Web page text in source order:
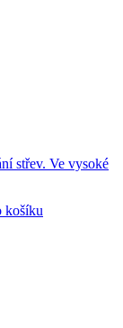
střev. Ve vysoké
košíku